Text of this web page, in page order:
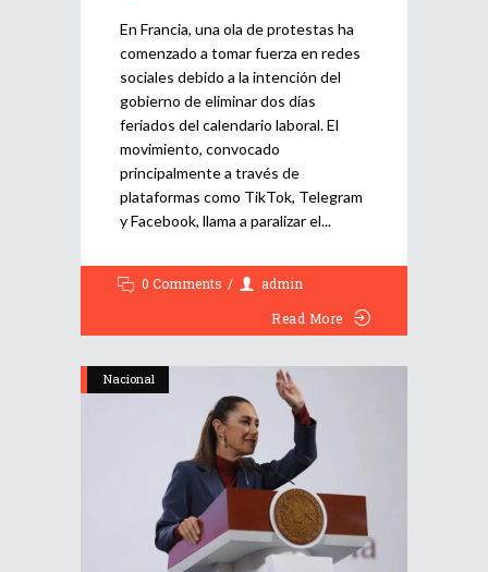
En Francia, una ola de protestas ha
comenzado a tomar fuerza en redes
sociales debido a la intención del
gobierno de eliminar dos días
feriados del calendario laboral. El
movimiento, convocado
principalmente a través de
plataformas como TikTok, Telegram
y Facebook, llama a paralizar el
0 Comments
admin
Read More
Nacional